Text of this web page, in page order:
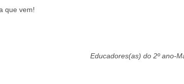
que vem!
Educadores(as) do 2º ano-